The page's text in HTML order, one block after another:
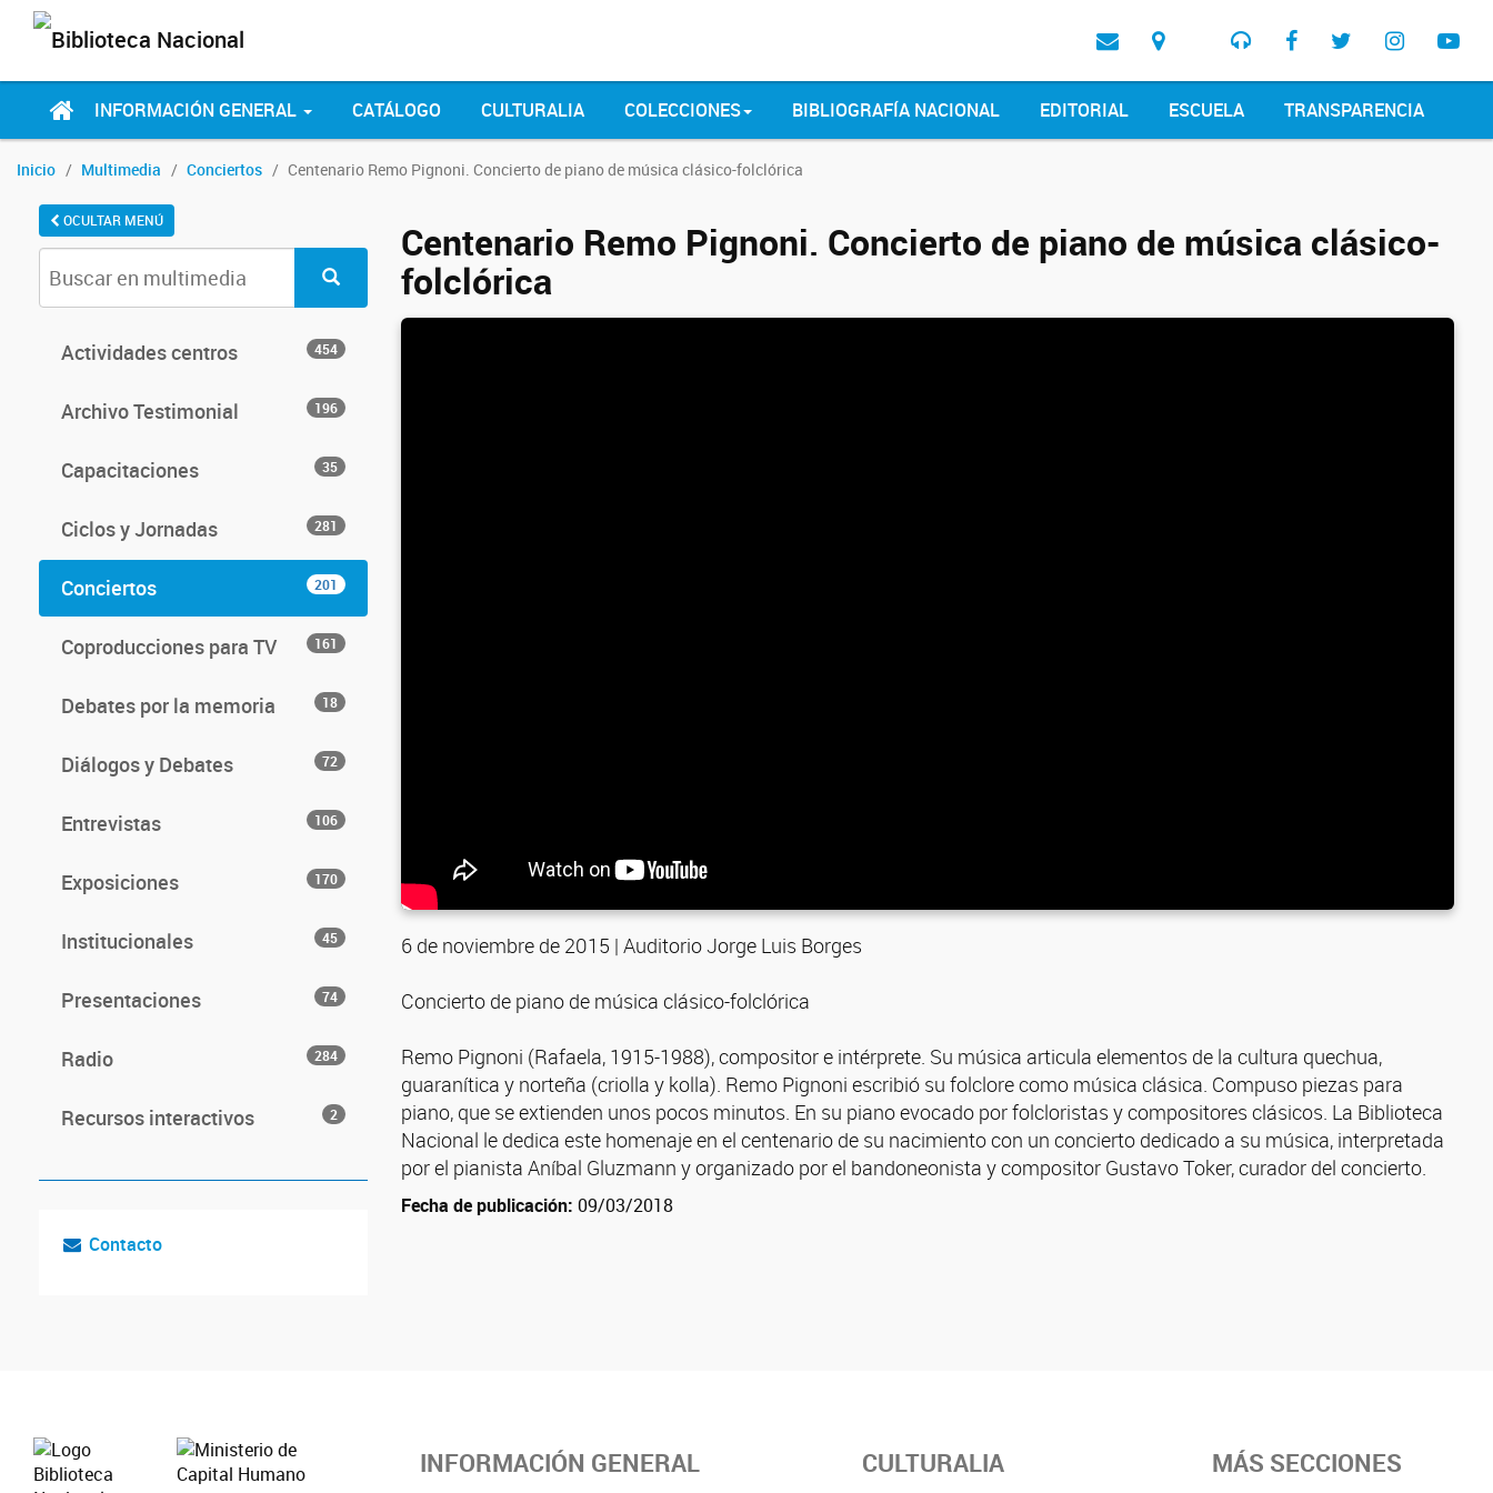
INFORMACIÓN GENERAL CATÁLOGO CULTURALIA COLECCIONES BIBLIOGRAFÍA NACIONAL EDITORIAL ESCUELA TRANSPARENCIA
Inicio Multimedia Conciertos Centenario Remo Pignoni. Concierto de piano de música clásico-folclórica
OCULTAR MENÚ
Actividades centros 454
Archivo Testimonial 196
Capacitaciones 35
Ciclos y Jornadas 281
Conciertos 201
Coproducciones para TV 161
Debates por la memoria 18
Diálogos y Debates 72
Entrevistas 106
Exposiciones 170
Institucionales 45
Presentaciones 74
Radio 284
Recursos interactivos 2
Contacto
Centenario Remo Pignoni. Concierto de piano de música clásico-
folclórica
6 de noviembre de 2015 | Auditorio Jorge Luis Borges
Concierto de piano de música clásico-folclórica
Remo Pignoni (Rafaela, 1915-1988), compositor e intérprete. Su música articula elementos de la cultura quechua,
guaranítica y norteña (criolla y kolla). Remo Pignoni escribió su folclore como música clásica. Compuso piezas para
piano, que se extienden unos pocos minutos. En su piano evocado por folcloristas y compositores clásicos. La Biblioteca
Nacional le dedica este homenaje en el centenario de su nacimiento con un concierto dedicado a su música, interpretada
por el pianista Aníbal Gluzmann y organizado por el bandoneonista y compositor Gustavo Toker, curador del concierto.
Fecha de publicación: 09/03/2018
INFORMACIÓN GENERAL CULTURALIA MÁS SECCIONES